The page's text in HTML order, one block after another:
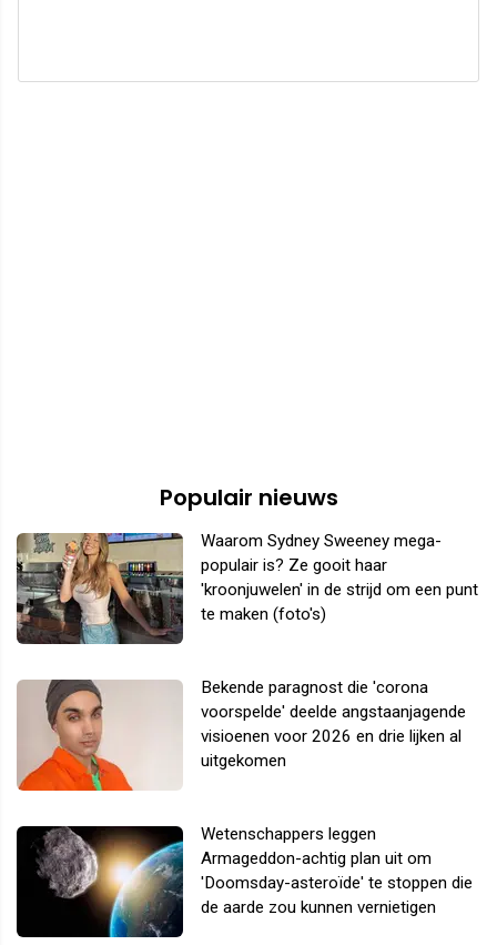
Populair nieuws
Waarom Sydney Sweeney mega-
populair is? Ze gooit haar
'kroonjuwelen' in de strijd om een punt
te maken (foto's)
Bekende paragnost die 'corona
voorspelde' deelde angstaanjagende
visioenen voor 2026 en drie lijken al
uitgekomen
Wetenschappers leggen
Armageddon-achtig plan uit om
'Doomsday-asteroïde' te stoppen die
de aarde zou kunnen vernietigen